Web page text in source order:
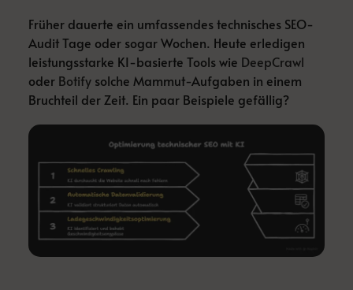
Früher dauerte ein umfassendes technisches SEO-
Audit Tage oder sogar Wochen. Heute erledigen
leistungsstarke KI-basierte Tools wie DeepCrawl
oder Botify solche Mammut-Aufgaben in einem
Bruchteil der Zeit. Ein paar Beispiele gefällig?